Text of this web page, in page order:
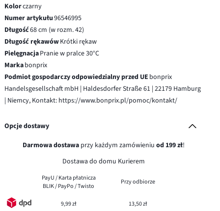
Kolorczarny
Numer artykułu96546995
Długość68 cm (w rozm. 42)
Długość rękawówKrótki rękaw
PielęgnacjaPranie w pralce 30°C
Markabonprix
Podmiot gospodarczy odpowiedzialny przed UE bonprix
Handelsgesellschaft mbH | Haldesdorfer Straße 61 | 22179 Hamburg
| Niemcy, Kontakt: https://www.bonprix.pl/pomoc/kontakt/
Opcje dostawy
Darmowa dostawaprzy każdym zamówieniu od 199 zł!
Dostawa do domu Kurierem
PayU / Karta płatnicza
BLIK / PayPo / Twisto
Przy odbiorze
9,99 zł 13,50 zł